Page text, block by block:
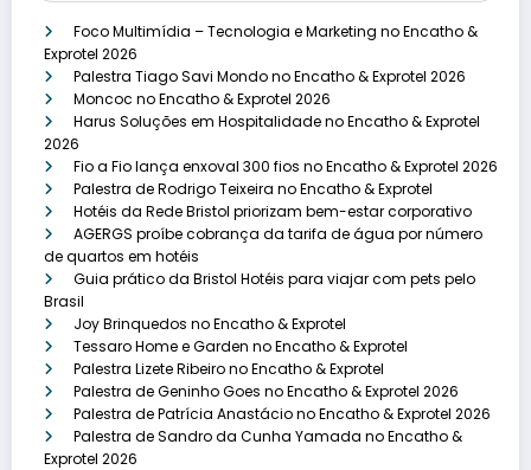
Foco Multimídia – Tecnologia e Marketing no Encatho &
Exprotel 2026
Palestra Tiago Savi Mondo no Encatho & Exprotel 2026
Moncoc no Encatho & Exprotel 2026
Harus Soluções em Hospitalidade no Encatho & Exprotel
2026
Fio a Fio lança enxoval 300 fios no Encatho & Exprotel 2026
Palestra de Rodrigo Teixeira no Encatho & Exprotel
Hotéis da Rede Bristol priorizam bem-estar corporativo
AGERGS proíbe cobrança da tarifa de água por número
de quartos em hotéis
Guia prático da Bristol Hotéis para viajar com pets pelo
Brasil
Joy Brinquedos no Encatho & Exprotel
Tessaro Home e Garden no Encatho & Exprotel
Palestra Lizete Ribeiro no Encatho & Exprotel
Palestra de Geninho Goes no Encatho & Exprotel 2026
Palestra de Patrícia Anastácio no Encatho & Exprotel 2026
Palestra de Sandro da Cunha Yamada no Encatho &
Exprotel 2026